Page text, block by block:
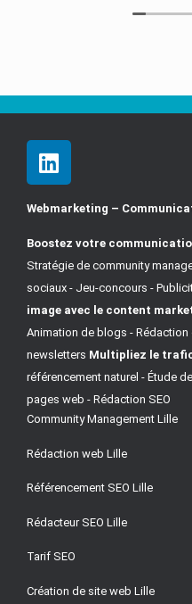
Webmarketing –
Boostez votre
Stratégie de community
sociaux - Jeu-concours -
image avec le content
Animation de blogs -
newsletters Multipliez le
référencement naturel - Étude
pages web - Rédaction SEO
Community Management Lille
Rédaction web Lille
Référencement SEO Lille
Rédacteur SEO Lille
Tarif SEO
Création de site web Lille